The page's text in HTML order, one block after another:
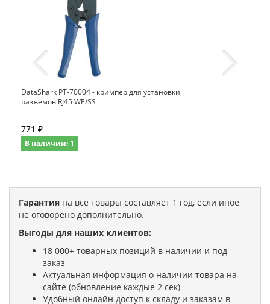
DataShark PT-70004 - кримпер для установки
разъемов RJ45 WE/SS
771 ₽
В наличии: 1
Гарантия на все товары составляет 1 год, если иное
не оговорено дополнительно.
Выгоды для наших клиентов:
18 000+ товарных позиций в наличии и под
заказ
Актуальная информация о наличии товара на
сайте (обновление каждые 2 сек)
Удобный онлайн доступ к складу и заказам в